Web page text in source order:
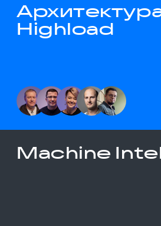
Highload
Machine